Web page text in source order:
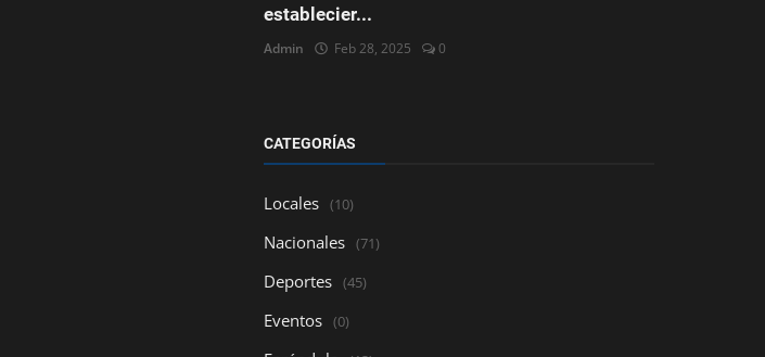
establecier...
Admin Feb 28, 2025 0
CATEGORÍAS
Locales (10)
Nacionales (71)
Deportes (45)
Eventos (0)